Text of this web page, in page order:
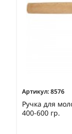
Артикул:8576
Ручка для
400-600 гр.